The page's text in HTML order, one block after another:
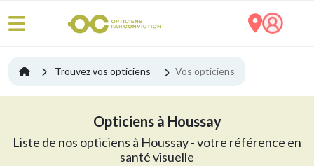
Trouvez vos opticiens Vos opticiens
Opticiens à Houssay
Liste de nos opticiens à Houssay - votre référence en
santé visuelle